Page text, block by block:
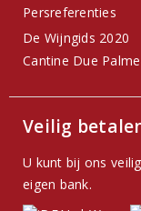
Persreferenties
De Wijngids 2020
Cantine Due Palme
Veilig
U kunt bij ons
eigen bank.